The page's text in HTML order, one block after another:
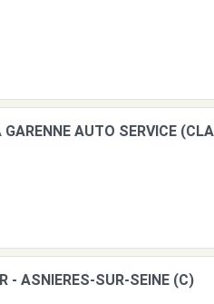
AUTO SERVICE
- ASNIERES-SUR-SEINE (C)